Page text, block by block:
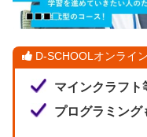
D-SCHOOLオンライ
マインクラフト
プログラミング